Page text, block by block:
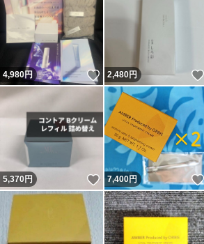
4,980円 いいね！
2,480円
5,370円 いいね！
7,400円